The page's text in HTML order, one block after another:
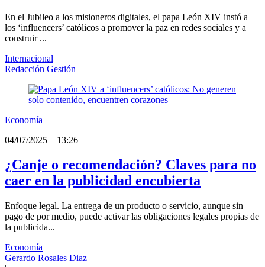
En el Jubileo a los misioneros digitales, el papa León XIV instó a
los ‘influencers’ católicos a promover la paz en redes sociales y a
construir ...
Internacional
Redacción Gestión
Economía
04/07/2025
13:26
¿Canje o recomendación? Claves para no
caer en la publicidad encubierta
Enfoque legal. La entrega de un producto o servicio, aunque sin
pago de por medio, puede activar las obligaciones legales propias de
la publicida...
Economía
Gerardo Rosales Diaz